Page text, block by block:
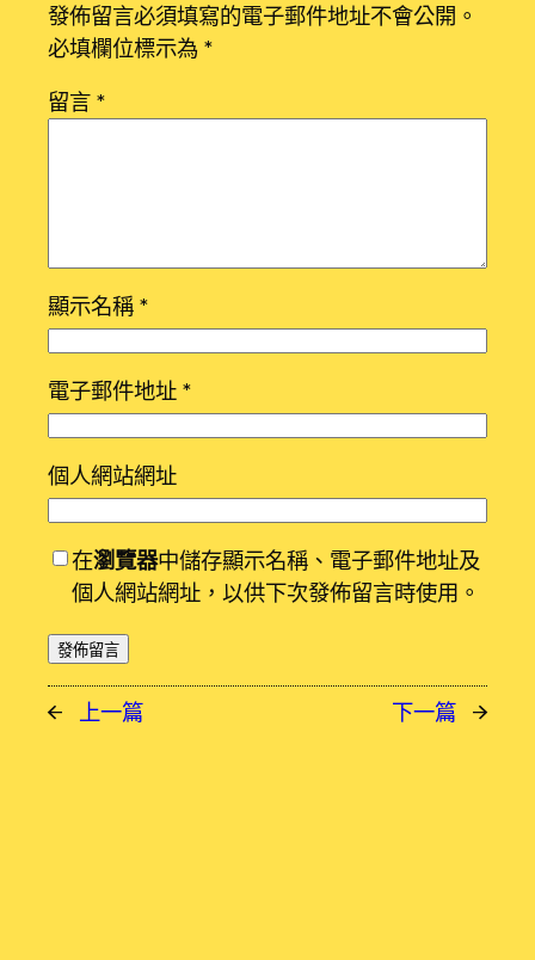
發佈留言必須填寫的電子郵件地址不會公開。
必填欄位標示為 *
留言 *
顯示名稱 *
電子郵件地址 *
個人網站網址
在瀏覽器中儲存顯示名稱、電子郵件地址及
個人網站網址，以供下次發佈留言時使用。
← 上一篇 下一篇 →